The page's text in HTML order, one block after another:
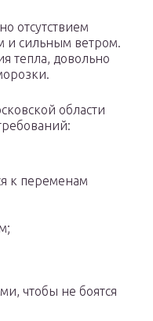
отсутствием
и сильным ветром.
тепла, довольно
области
к переменам
чтобы не боятся